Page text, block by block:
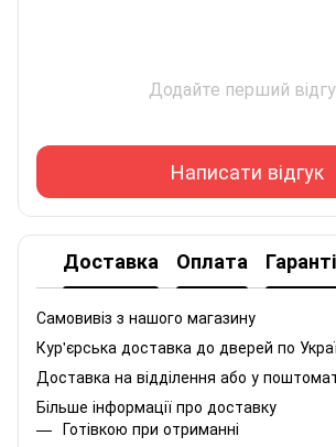
Додайте перший
Написати відгук
Доставка Оплата
Самовивіз з нашого магазину
Кур'єрська доставка до дверей по
Доставка на відділення або у
Більше інформації про доставку
Готівкою при отриманні